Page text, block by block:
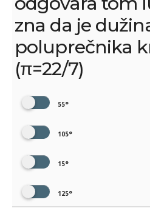
zna da je
poluprečnika
(π=22/7)
55°
105°
15°
125°